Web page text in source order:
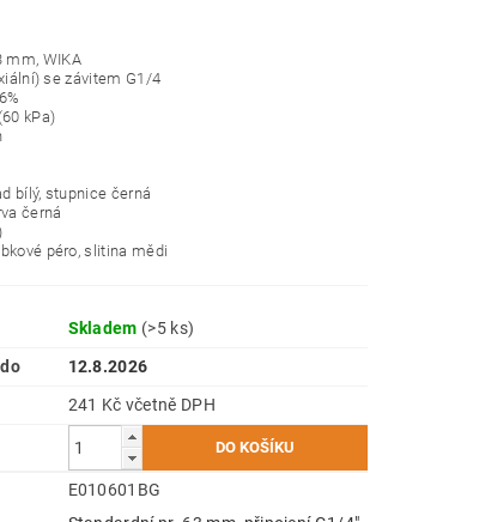
mm, WIKA
se závitem G1/4
kPa)
bílý, stupnice černá
černá
péro, slitina mědi
Skladem (>5 ks)
12.8.2026
241 Kč včetně DPH
E010601BG